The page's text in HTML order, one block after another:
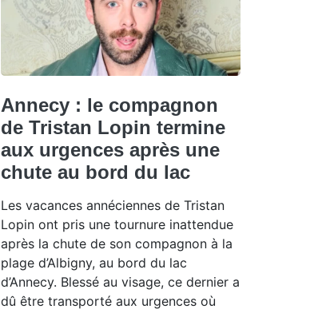
Annecy : le compagnon
de Tristan Lopin termine
aux urgences après une
chute au bord du lac
Les vacances annéciennes de Tristan
Lopin ont pris une tournure inattendue
après la chute de son compagnon à la
plage d’Albigny, au bord du lac
d’Annecy. Blessé au visage, ce dernier a
dû être transporté aux urgences où